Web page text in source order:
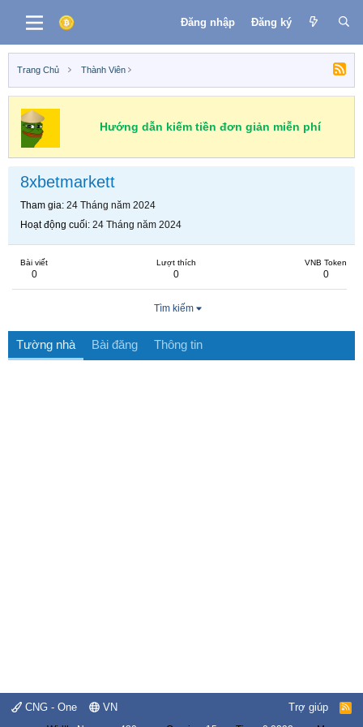
Đăng nhập Đăng ký
Trang Chủ Thành Viên
Hướng dẫn kiếm tiền đơn giản miễn phí
8xbetmarkett
Tham gia 24 Tháng năm 2024
Hoạt động cuối 24 Tháng năm 2024
Bài viết
0
Lượt thích
0
VNB Token
0
Tìm kiếm
Tường nhà Bài đăng Thông tin
CNG - One VN Trợ giúp
R